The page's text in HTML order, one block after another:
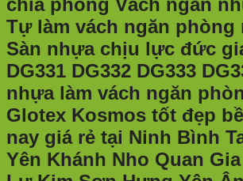
chia phòng Vách ngăn
Tự làm vách ngăn phòng
Sàn nhựa chịu lực đức
DG331 DG332 DG333
nhựa làm vách ngăn
Glotex Kosmos tốt đẹp
nay giá rẻ tại Ninh Bình
Yên Khánh Nho Quan